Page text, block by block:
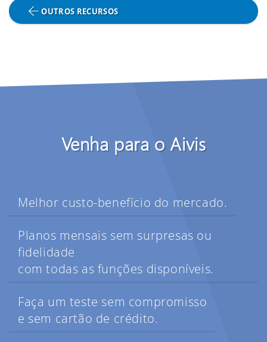
OUTROS RECURSOS
Venha para o Aivis
Melhor custo-benefício do mercado.
Planos mensais sem surpresas ou
fidelidade
com todas as funções disponíveis.
Faça um teste sem compromisso
e sem cartão de crédito.